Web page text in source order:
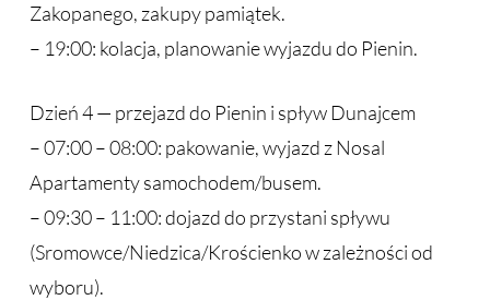
Zakopanego, zakupy pamiątek.
– 19:00: kolacja, planowanie wyjazdu do Pienin.
Dzień 4 — przejazd do Pienin i spływ Dunajcem
– 07:00 – 08:00: pakowanie, wyjazd z Nosal
Apartamenty samochodem/busem.
– 09:30 – 11:00: dojazd do przystani spływu
(Sromowce/Niedzica/Krościenko w zależności od
wyboru).